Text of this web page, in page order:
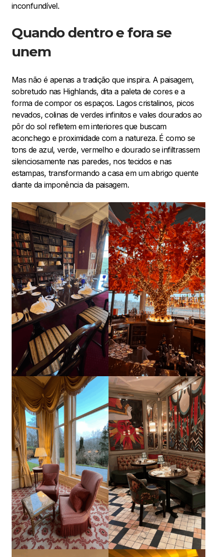
inconfundível.
Quando dentro e fora se
unem
Mas não é apenas a tradição que inspira. A paisagem,
sobretudo nas Highlands, dita a paleta de cores e a
forma de compor os espaços. Lagos cristalinos, picos
nevados, colinas de verdes infinitos e vales dourados ao
pôr do sol refletem em interiores que buscam
aconchego e proximidade com a natureza. É como se
tons de azul, verde, vermelho e dourado se infiltrassem
silenciosamente nas paredes, nos tecidos e nas
estampas, transformando a casa em um abrigo quente
diante da imponência da paisagem.